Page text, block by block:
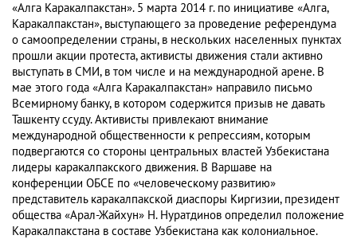
«Алга Каракалпакстан». 5 марта 2014 г. по инициативе «Алга,
Каракалпакстан», выступающего за проведение референдума
о самоопределении страны, в нескольких населенных пунктах
прошли акции протеста, активисты движения стали активно
выступать в СМИ, в том числе и на международной арене. В
мае этого года «Алга Каракалпакстан» направило письмо
Всемирному банку, в котором содержится призыв не давать
Ташкенту ссуду. Активисты привлекают внимание
международной общественности к репрессиям, которым
подвергаются со стороны центральных властей Узбекистана
лидеры каракалпакского движения. В Варшаве на
конференции ОБСЕ по «человеческому развитию»
представитель каракалпакской диаспоры Киргизии, президент
общества «Арал-Жайхун» Н. Нуратдинов определил положение
Каракалпакстана в составе Узбекистана как колониальное.